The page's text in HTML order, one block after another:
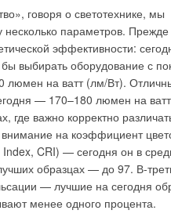
говоря о светотехнике, мы
несколько параметров. Прежде
эффективности:
выбирать оборудование с
на ватт (лм/Вт).
— 170–180 люмен на
где важно корректно
внимание на коэффициент
CRI) — сегодня он в
образцах — до 97. В-
— лучшие на сегодня
менее одного процента.
Это означает, что при
роторов следующая
производить больше энергии
нагрузкам и внешнему
и турбулентность
», — поделился Махди
Орхусского
и
хлопот, больше
более чем одним ротором
«восстанавливается»
— тогда с помощью угля
генерировалось свыше 70%
прогресса
широкая общественная
против изменения климата
«разжечь пламя» новой
на альтернативные
повышения температуры
всеобщей